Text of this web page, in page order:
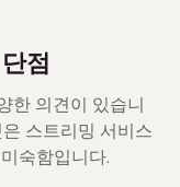
점
한 의견이 있습니
스트리밍 서비스
숙함입니다.